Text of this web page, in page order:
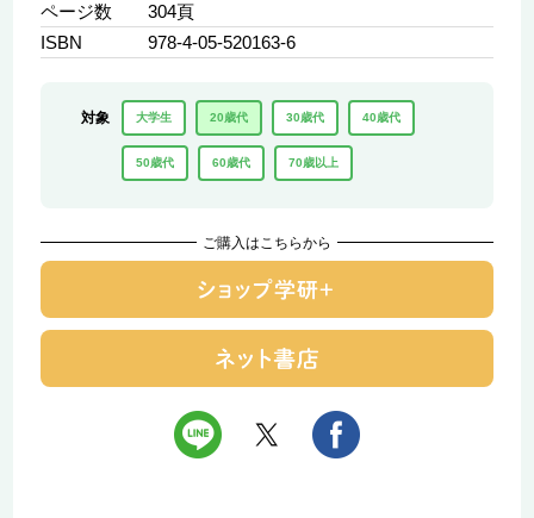
ページ数
304頁
ISBN
978-4-05-520163-6
対象 大学生 20歳代 30歳代 40歳代
50歳代 60歳代 70歳以上
ご購入はこちらから